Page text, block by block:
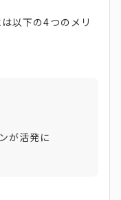
以下の4つのメリ
が活発に